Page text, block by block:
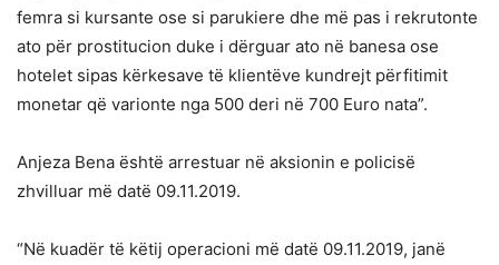
femra si kursante ose si parukiere dhe më pas i rekrutonte
ato për prostitucion duke i dërguar ato në banesa ose
hotelet sipas kërkesave të klientëve kundrejt përfitimit
monetar që varionte nga 500 deri në 700 Euro nata”.
Anjeza Bena është arrestuar në aksionin e policisë
zhvilluar më datë 09.11.2019.
“Në kuadër të këtij operacioni më datë 09.11.2019, janë